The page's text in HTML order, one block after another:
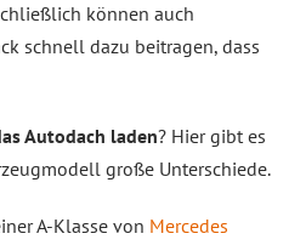
können auch
schnell dazu beitragen, dass
Autodach laden? Hier gibt es
große Unterschiede.
A-Klasse von Mercedes